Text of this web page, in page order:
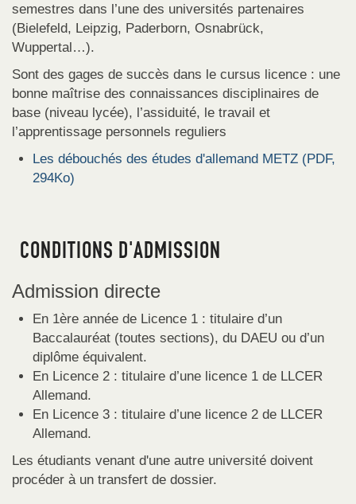
semestres dans l’une des universités partenaires
(Bielefeld, Leipzig, Paderborn, Osnabrück,
Wuppertal…).
Sont des gages de succès dans le cursus licence : une
bonne maîtrise des connaissances disciplinaires de
base (niveau lycée), l’assiduité, le travail et
l’apprentissage personnels reguliers
Les débouchés des études d'allemand METZ (PDF,
294Ko)
CONDITIONS D'ADMISSION
Admission directe
En 1ère année de Licence 1 : titulaire d’un
Baccalauréat (toutes sections), du DAEU ou d’un
diplôme équivalent.
En Licence 2 : titulaire d’une licence 1 de LLCER
Allemand.
En Licence 3 : titulaire d’une licence 2 de LLCER
Allemand.
Les étudiants venant d'une autre université doivent
procéder à un transfert de dossier.